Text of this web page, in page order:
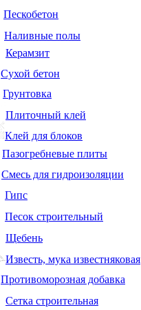
Пескобетон
Наливные полы
Керамзит
Сухой бетон
Грунтовка
Плиточный клей
Клей для блоков
Пазогребневые плиты
Смесь для гидроизоляции
Гипс
Песок строительный
Щебень
Известь, мука известняковая
Противоморозная добавка
Сетка строительная